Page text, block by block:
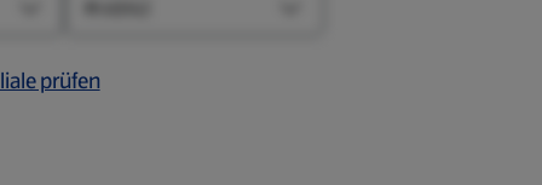
Farbe-Optionen öffnen
prüfen